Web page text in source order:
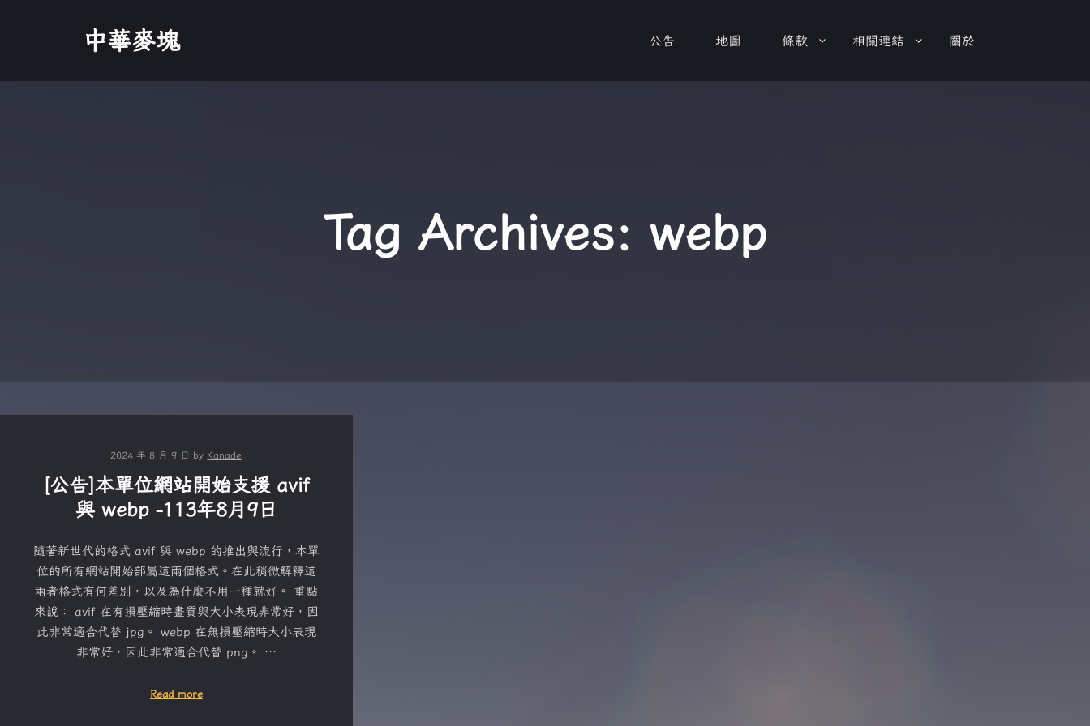
中華麥塊 公告 地圖 條款 相關連結 關於
Tag Archives: webp
2024 年 8 月 9 日 by Kanade
[公告]本單位網站開始支援 avif
與 webp -113年8月9日
隨著新世代的格式 avif 與 webp 的推出與流行，本單
位的所有網站開始部屬這兩個格式。在此稍微解釋這
兩者格式有何差別，以及為什麼不用一種就好。 重點
來說： avif 在有損壓縮時畫質與大小表現非常好，因
此非常適合代替 jpg。 webp 在無損壓縮時大小表現
非常好，因此非常適合代替 png。 …
Read more